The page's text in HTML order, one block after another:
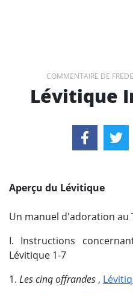
COMMENTAIRE DE
Lévitique
Aperçu du Lévitique
Un manuel d'adoration au
I. Instructions
Lévitique 1-7
1. Les cinq offrandes ,